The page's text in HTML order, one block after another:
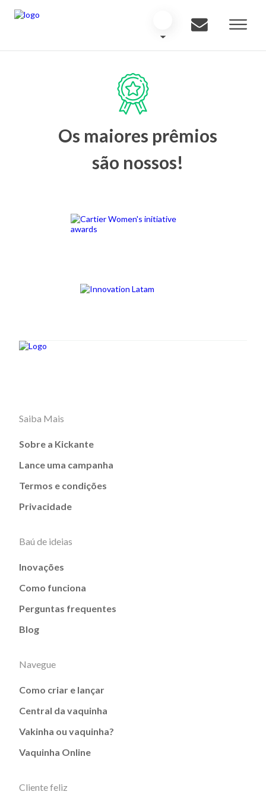
Os maiores prêmios
são nossos!
Saiba Mais
Sobre a Kickante
Lance uma campanha
Termos e condições
Privacidade
Baú de ideias
Inovações
Como funciona
Perguntas frequentes
Blog
Navegue
Como criar e lançar
Central da vaquinha
Vakinha ou vaquinha?
Vaquinha Online
Cliente feliz